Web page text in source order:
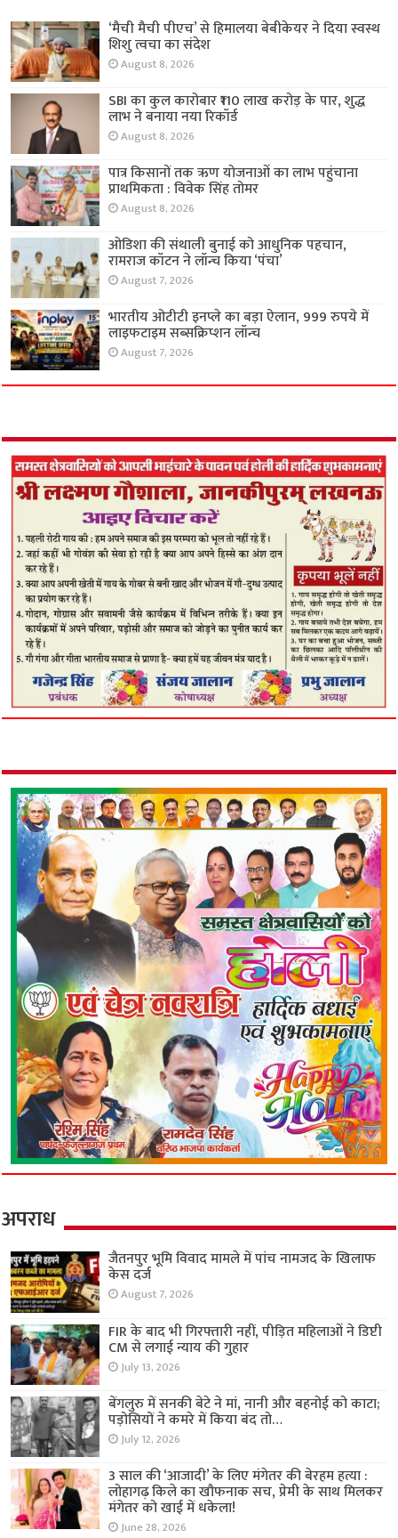
‘मैची मैची पीएच’ से हिमालया बेबीकेयर ने दिया स्वस्थ
शिशु त्वचा का संदेश
August 8, 2026
SBI का कुल कारोबार ₹110 लाख करोड़ के पार, शुद्ध
लाभ ने बनाया नया रिकॉर्ड
August 8, 2026
पात्र किसानों तक ऋण योजनाओं का लाभ पहुंचाना
प्राथमिकता : विवेक सिंह तोमर
August 8, 2026
ओडिशा की संथाली बुनाई को आधुनिक पहचान,
रामराज कॉटन ने लॉन्च किया ‘पंचा’
August 7, 2026
भारतीय ओटीटी इनप्ले का बड़ा ऐलान, 999 रुपये में
लाइफटाइम सब्सक्रिप्शन लॉन्च
August 7, 2026
अपराध
जैतनपुर भूमि विवाद मामले में पांच नामजद के खिलाफ
केस दर्ज
August 7, 2026
FIR के बाद भी गिरफ्तारी नहीं, पीड़ित महिलाओं ने डिप्टी
CM से लगाई न्याय की गुहार
July 13, 2026
बेंगलुरु में सनकी बेटे ने मां, नानी और बहनोई को काटा;
पड़ोसियों ने कमरे में किया बंद तो…
July 12, 2026
3 साल की ‘आजादी’ के लिए मंगेतर की बेरहम हत्या :
लोहागढ़ किले का खौफनाक सच, प्रेमी के साथ मिलकर
मंगेतर को खाई में धकेला!
June 28, 2026